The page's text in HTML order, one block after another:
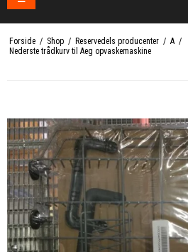
Forside / Shop / Reservedels producenter / A /
Nederste trådkurv til Aeg opvaskemaskine